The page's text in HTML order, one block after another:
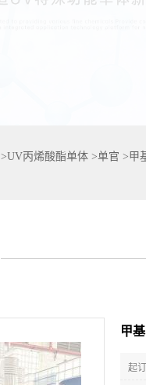
>UV丙烯酸酯单体 >单官 >甲
甲
起